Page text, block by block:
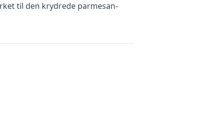
til den krydrede parmesan-